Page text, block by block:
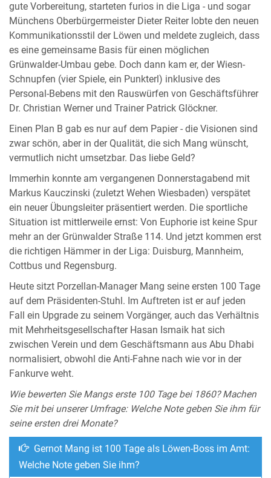
gute Vorbereitung, starteten furios in die Liga - und sogar
Münchens Oberbürgermeister Dieter Reiter lobte den neuen
Kommunikationsstil der Löwen und meldete zugleich, dass
es eine gemeinsame Basis für einen möglichen
Grünwalder-Umbau gebe. Doch dann kam er, der Wiesn-
Schnupfen (vier Spiele, ein Punkterl) inklusive des
Personal-Bebens mit den Rauswürfen von Geschäftsführer
Dr. Christian Werner und Trainer Patrick Glöckner.
Einen Plan B gab es nur auf dem Papier - die Visionen sind
zwar schön, aber in der Qualität, die sich Mang wünscht,
vermutlich nicht umsetzbar. Das liebe Geld?
Immerhin konnte am vergangenen Donnerstagabend mit
Markus Kauczinski (zuletzt Wehen Wiesbaden) verspätet
ein neuer Übungsleiter präsentiert werden. Die sportliche
Situation ist mittlerweile ernst: Von Euphorie ist keine Spur
mehr an der Grünwalder Straße 114. Und jetzt kommen erst
die richtigen Hämmer in der Liga: Duisburg, Mannheim,
Cottbus und Regensburg.
Heute sitzt Porzellan-Manager Mang seine ersten 100 Tage
auf dem Präsidenten-Stuhl. Im Auftreten ist er auf jeden
Fall ein Upgrade zu seinem Vorgänger, auch das Verhältnis
mit Mehrheitsgesellschafter Hasan Ismaik hat sich
zwischen Verein und dem Geschäftsmann aus Abu Dhabi
normalisiert, obwohl die Anti-Fahne nach wie vor in der
Fankurve weht.
Wie bewerten Sie Mangs erste 100 Tage bei 1860? Machen
Sie mit bei unserer Umfrage: Welche Note geben Sie ihm für
seine ersten drei Monate?
Gernot Mang ist 100 Tage als Löwen-Boss im Amt:
Welche Note geben Sie ihm?